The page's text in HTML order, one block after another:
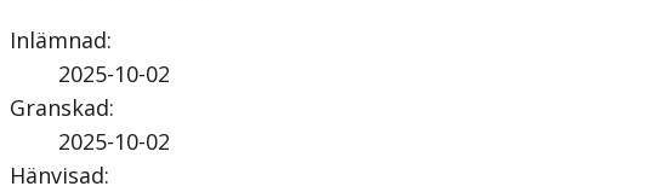
Inlämnad:
2025-10-02
Granskad:
2025-10-02
Hänvisad: